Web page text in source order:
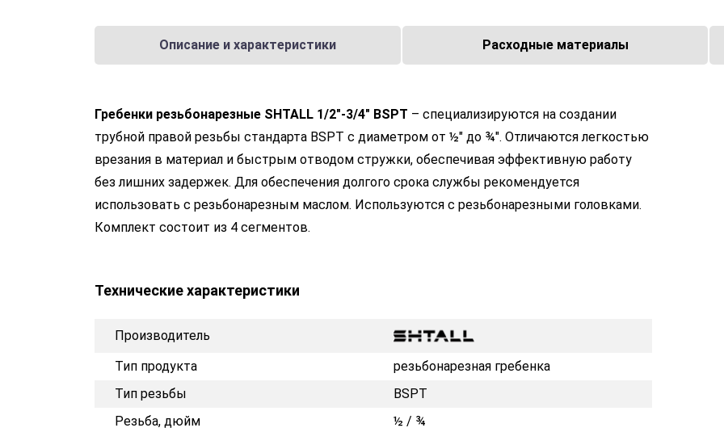
Описание и характеристики Расходные материалы
Гребенки резьбонарезные SHTALL 1/2"-3/4" BSPT – специализируются на создании
трубной правой резьбы стандарта BSPT с диаметром от ½" до ¾". Отличаются легкостью
врезания в материал и быстрым отводом стружки, обеспечивая эффективную работу
без лишних задержек. Для обеспечения долгого срока службы рекомендуется
использовать с резьбонарезным маслом. Используются с резьбонарезными головками.
Комплект состоит из 4 сегментов.
Технические характеристики
Производитель
Тип продукта
резьбонарезная гребенка
Тип резьбы
BSPT
Резьба, дюйм
½ / ¾